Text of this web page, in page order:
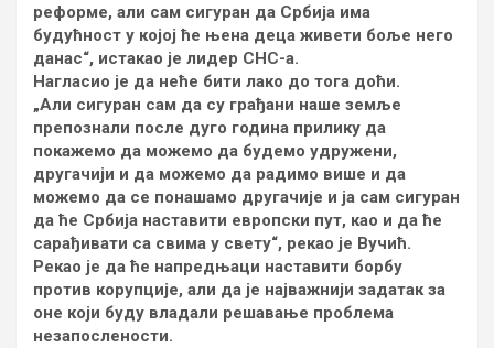
реформе, али сам сигуран да Србија има
будућност у којој ће њена деца живети боље него
данас“, истакао је лидер СНС-а.
Нагласио је да неће бити лако до тога доћи.
„Али сигуран сам да су грађани наше земље
препознали после дуго година прилику да
покажемо да можемо да будемо удружени,
другачији и да можемо да радимо више и да
можемо да се понашамо другачије и ја сам сигуран
да ће Србија наставити европски пут, као и да ће
сарађивати са свима у свету“, рекао је Вучић.
Рекао је да ће напредњаци наставити борбу
против корупције, али да је најважнији задатак за
оне који буду владали решавање проблема
незапослености.